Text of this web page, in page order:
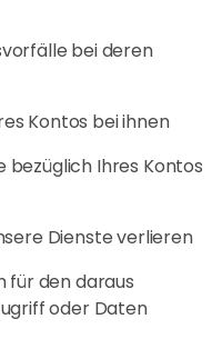
bei deren
Kontos bei ihnen
bezüglich Ihres Kontos
Dienste verlieren
für den daraus
oder Daten